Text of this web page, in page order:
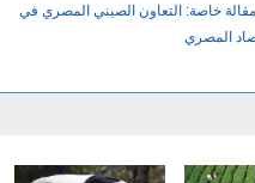
خاصة: التعاون الصيني المصري في
المصري